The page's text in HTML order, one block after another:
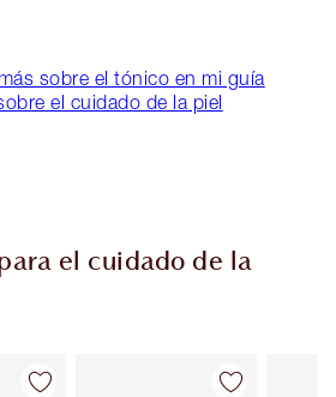
sobre el tónico en mi guía
el cuidado de la piel
el cuidado de la
1 de 43 Artículo 2 de 43